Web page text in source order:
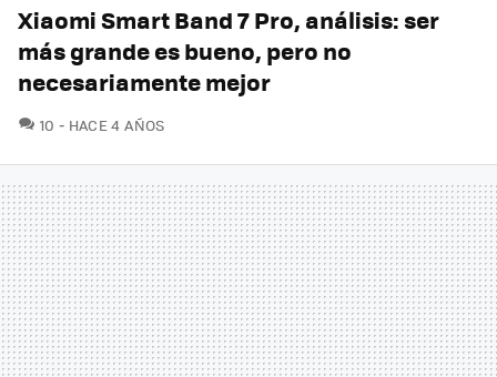
Xiaomi Smart Band 7 Pro, análisis: ser
más grande es bueno, pero no
necesariamente mejor
10 COMENTARIOS
HACE 4 AÑOS